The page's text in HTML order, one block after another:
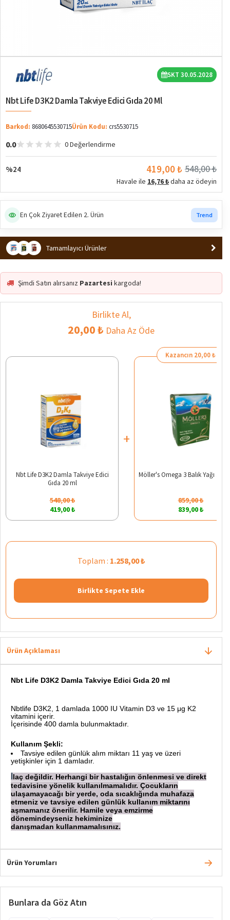
%24
SKT 30.05.2028
Nbt Life D3K2 Damla Takviye Edici Gıda 20 Ml
Barkod: 8680645530715Ürün Kodu: crs5530715
0.0 0 Değerlendirme
%24 419,00 ₺ 548,00 ₺
Havale ile 16,76 ₺daha az ödeyin
En Çok Ziyaret Edilen 2. Ürün Trend
Tamamlayıcı Ürünler
Şimdi Satın alırsanız Pazartesi kargoda!
Birlikte Al,
20,00 ₺ Daha Az Öde
Nbt Life D3K2 Damla Takviye Edici
Gıda 20 ml
548,00 ₺
419,00 ₺
+
Kazancın 20,00 ₺
Möller's Omega 3 Balık Yağı 30
859,00 ₺
839,00 ₺
Toplam : 1.258,00 ₺
Birlikte Sepete Ekle
Ürün Açıklaması
Nbt Life D3K2 Damla Takviye Edici Gıda 20 ml
Nbtlife D3K2, 1 damlada 1000 IU Vitamin D3 ve 15 μg K2
vitamini içerir.
İçerisinde 400 damla bulunmaktadır.
Kullanım Şekli:
Tavsiye edilen günlük alım miktarı 11 yaş ve üzeri
yetişkinler için 1 damladır.
İlaç değildir. Herhangi bir hastalığın önlenmesi ve direkt
tedavisine yönelik kullanılmamalıdır. Çocukların
ulaşamayacağı bir yerde, oda sıcaklığında muhafaza
etmeniz ve tavsiye edilen günlük kullanım miktarını
aşmamanız önerilir. Hamile veya emzirme
dönemindeyseniz hekiminize
danışmadan kullanmamalısınız.
Ürün Yorumları
Bunlara da Göz Atın